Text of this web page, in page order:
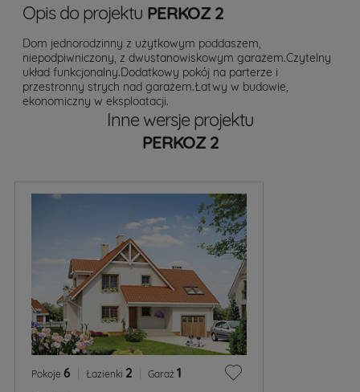
Opis do projektu PERKOZ 2
Dom jednorodzinny z użytkowym poddaszem,
niepodpiwniczony, z dwustanowiskowym garażem.Czytelny
układ funkcjonalny.Dodatkowy pokój na parterze i
przestronny strych nad garażem.Łatwy w budowie,
ekonomiczny w eksploatacji.
Inne wersje projektu
PERKOZ 2
Pokoje 6 Łazienki 2 Garaż 1